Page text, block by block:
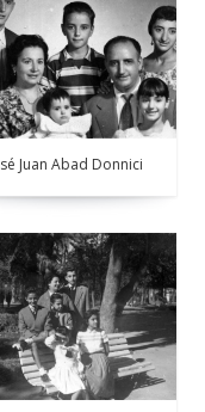
Juan Abad Donnici